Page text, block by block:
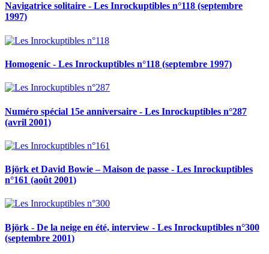
Navigatrice solitaire - Les Inrockuptibles n°118 (septembre
1997)
Homogenic - Les Inrockuptibles n°118 (septembre 1997)
Numéro spécial 15e anniversaire - Les Inrockuptibles n°287
(avril 2001)
Björk et David Bowie – Maison de passe - Les Inrockuptibles
n°161 (août 2001)
Björk - De la neige en été, interview - Les Inrockuptibles n°300
(septembre 2001)